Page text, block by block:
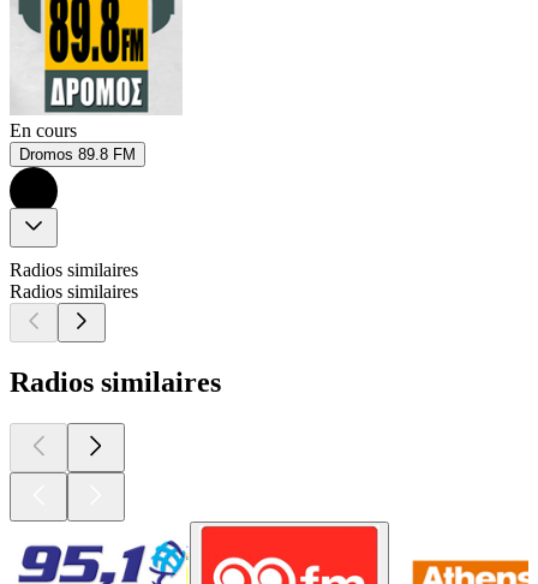
En cours
Dromos 89.8 FM
Radios similaires
Radios similaires
Radios similaires